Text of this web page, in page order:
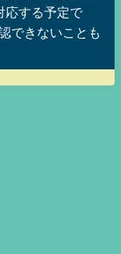
応する予定で
できないことも